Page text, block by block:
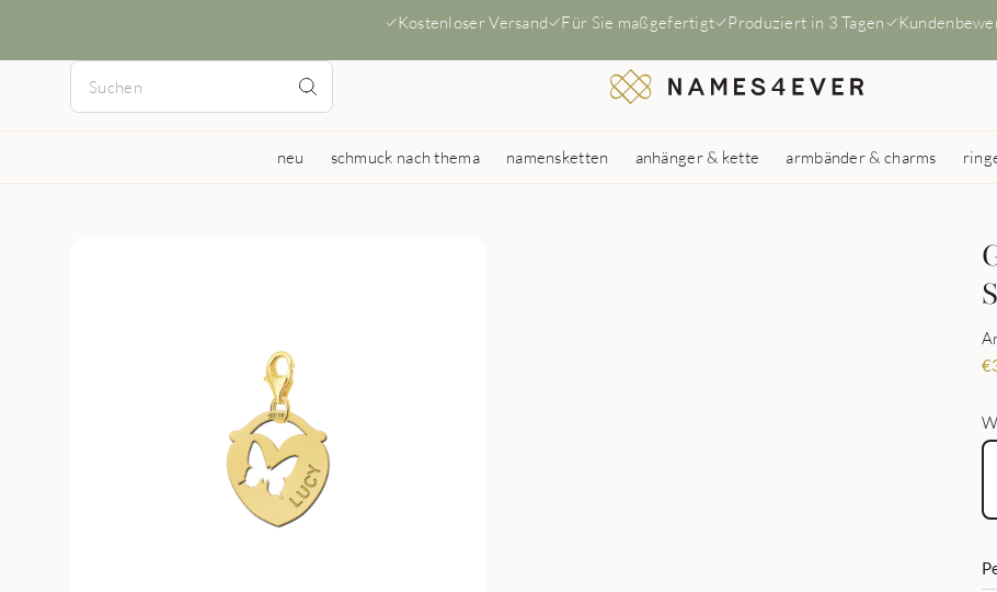
Kostenloser Versand Für Sie maßgefertigt Produziert in 3 Tagen
neu schmuck nach thema namensketten anhänger & kette armbänder & charms
€